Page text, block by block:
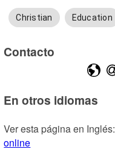
Christian Education
Contacto
En otros idiomas
Ver esta página en Inglés:
online